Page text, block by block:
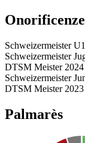
Onorificenze
Schweizermeister
Schweizermeister
DTSM Meister
Schweizermeister
DTSM Meister
Palmarès